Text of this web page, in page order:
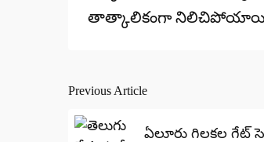
తాత్కాలికంగా
Post
navigation
Previous Article
ఏలూరు గిలకల గేట్